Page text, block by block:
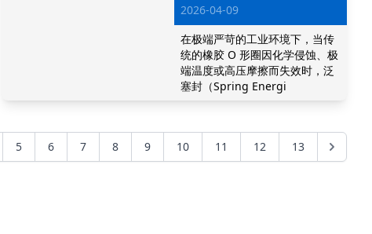
2026-04-09
在极端严苛的工业环境下，当传
统的橡胶 O 形圈因化学侵蚀、极
端温度或高压摩擦而失效时，泛
塞封（Spring Energi
5 6 7 8 9 10 11 12 13